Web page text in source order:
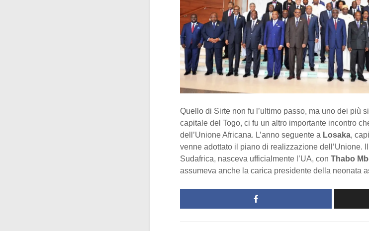
Quello di Sirte non fu l’ultimo passo, ma uno dei più
capitale del Togo, ci fu un altro importante incontro
dell’Unione Africana. L’anno seguente a Losaka,
venne adottato il piano di realizzazione dell’Unione.
Sudafrica, nasceva ufficialmente l’UA, con Thabo
assumeva anche la carica presidente della neonata